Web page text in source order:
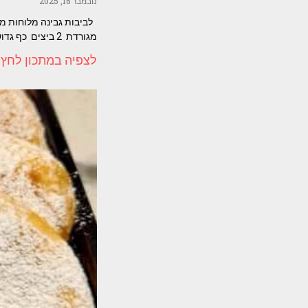
מגורדת 2 ביצים כף גדושה של
לצפיה במתכון